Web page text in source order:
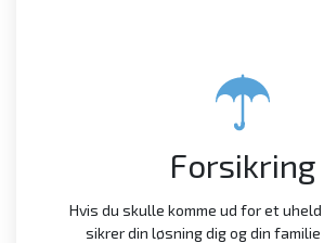
Forsikring
Hvis du skulle komme ud for et
sikrer din løsning dig og din familie